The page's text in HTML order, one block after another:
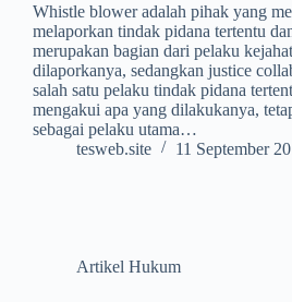
Whistle blower adalah pihak yang
melaporkan tindak pidana tertentu
merupakan bagian dari pelaku
dilaporkanya, sedangkan justice
salah satu pelaku tindak pidana
mengakui apa yang dilakukanya,
sebagai pelaku utama…
tesweb.site
11 September
Artikel Hukum